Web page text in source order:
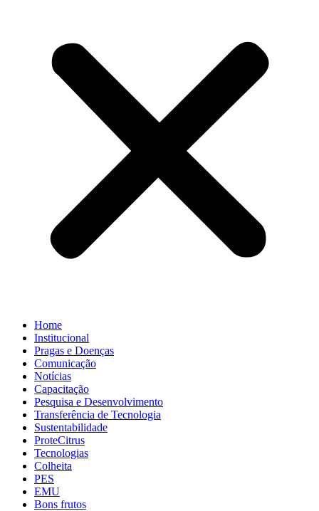
Home
Institucional
Pragas e Doenças
Comunicação
Notícias
Capacitação
Pesquisa e Desenvolvimento
Transferência de Tecnologia
Sustentabilidade
ProteCitrus
Tecnologias
Colheita
PES
EMU
Bons frutos